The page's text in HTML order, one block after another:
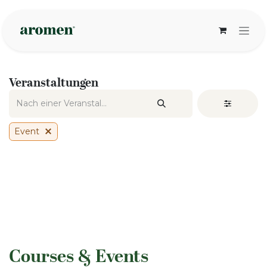
Veranstaltungen
Event
​Courses & Events